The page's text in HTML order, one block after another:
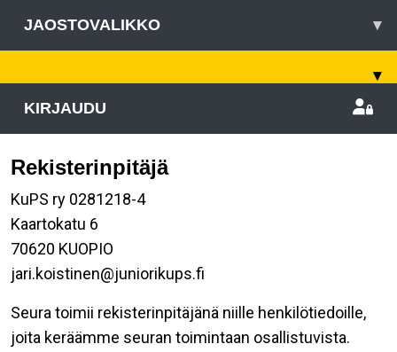
JAOSTOVALIKKO ▾
▾
KIRJAUDU
Rekisterinpitäjä
KuPS ry 0281218-4
Kaartokatu 6
70620 KUOPIO
jari.koistinen@juniorikups.fi
Seura toimii rekisterinpitäjänä niille henkilötiedoille,
joita keräämme seuran toimintaan osallistuvista.